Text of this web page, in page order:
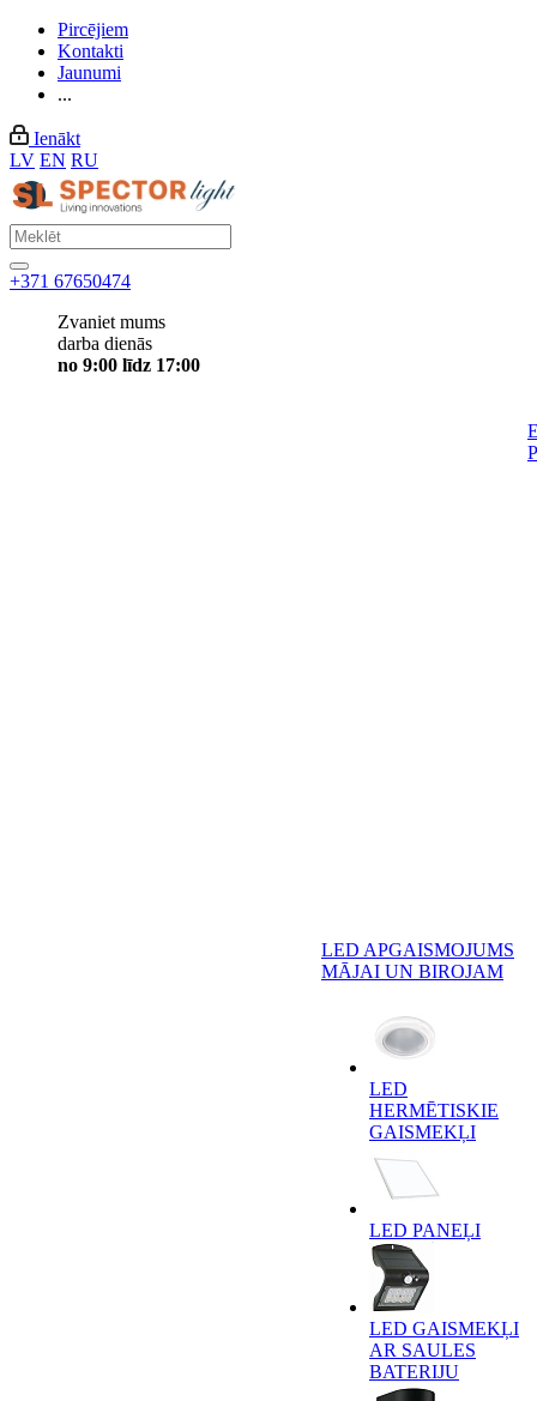
Pircējiem
Kontakti
Jaunumi
...
Ienākt
LV EN RU
+371 67650474
Zvaniet mums
darba dienās
no 9:00 līdz 17:00
LED APGAISMOJUMS
MĀJAI UN BIROJAM
LED
HERMĒTISKIE
GAISMEKĻI
LED PANEĻI
LED GAISMEKĻI
AR SAULES
BATERIJU